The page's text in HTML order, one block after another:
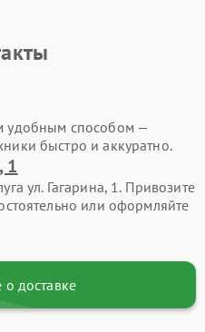
удобным способом —
быстро и аккуратно.
1
ул. Гагарина, 1. Привозите
или оформляйте
доставке